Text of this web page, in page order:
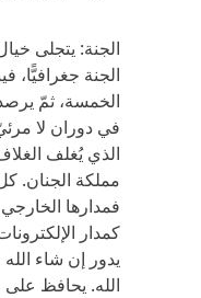
الجنة: يتجلى
الجنة جغرافيًّا،
الخمسة، ثمّ يرصد
في دوران لا
الذي يُغلف
مملكة الجنان.
فمدارها
كمدار
يدور إن شاء
الله. يحافظ على